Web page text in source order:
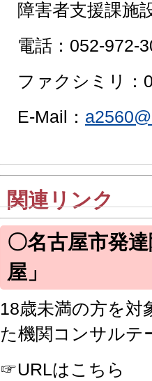
障害者支援課施
電話：052-972-
ファクシミリ：
E-Mail：
関連リンク
〇名古屋市発
屋」
18歳未満の方を対
た機関コンサルテ
☞URLはこちら